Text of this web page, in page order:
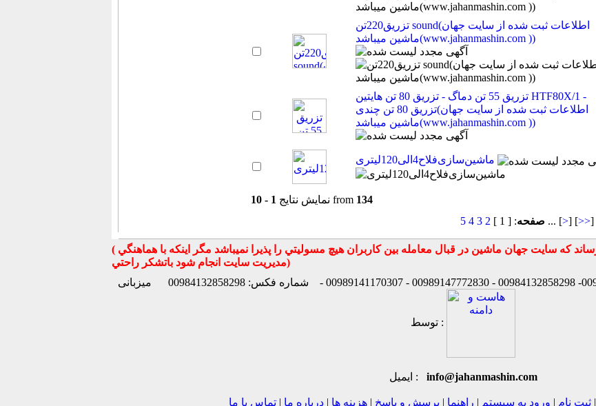
تزریق220تن sound(اطلاعات ثبت شده از سایت جهان
ماشین میباشد(www.jahanmashin.com ))
تزریق 55 تن دماگ - تزریق 80 تن هایتین HTF80X/1 -
تزریق 80 تن چندی(اطلاعات ثبت شده از سایت جهان
ماشین میباشد(www.jahanmashin.com ))
ماشین‌سازی‌فلاح‌4الی120لیتری
نمایش نتایج1 - 10 from 134
صفحه: [ 1 ]
2
3
4
5 ... [>] [>>]
( تذكر مهم : به استحضار تمامي كاربران عزيز ميرساند كه سايت جهان ماشين در قبال معامله بين كاربران هيچ مسوليتي را پذيرا نميباشد مگر اينكه با هماهنگي
مديريت سايت انجام شود باتشكر راحتي)
شماره فکس: 00984132858298 میزبانی
توسط :
ایمیل : info@jahanmashin.com
| ثبت نام | ورود به سیستم | راهنما | پرسش و پاسخ | هزینه ها | درباره ما | تماس با ما